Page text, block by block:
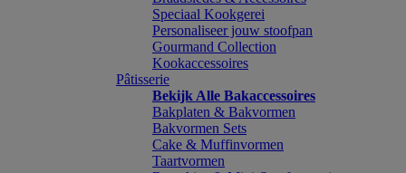
Speciaal Kookgerei
Personaliseer jouw stoofpan
Gourmand Collection
Kookaccessoires
Pâtisserie
Bekijk Alle Bakaccessoires
Bakplaten & Bakvormen
Bakvormen Sets
Cake & Muffinvormen
Taartvormen